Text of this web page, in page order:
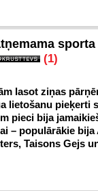
sporta
(1)
lasot ziņas
lietošanu pieķerti
pieci bija
– populārākie bija
Taisons Gejs